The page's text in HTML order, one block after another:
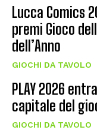
Lucca Comics
premi Gioco
dell’Anno
GIOCHI DA TAVOLO
PLAY 2026
capitale del
GIOCHI DA TAVOLO